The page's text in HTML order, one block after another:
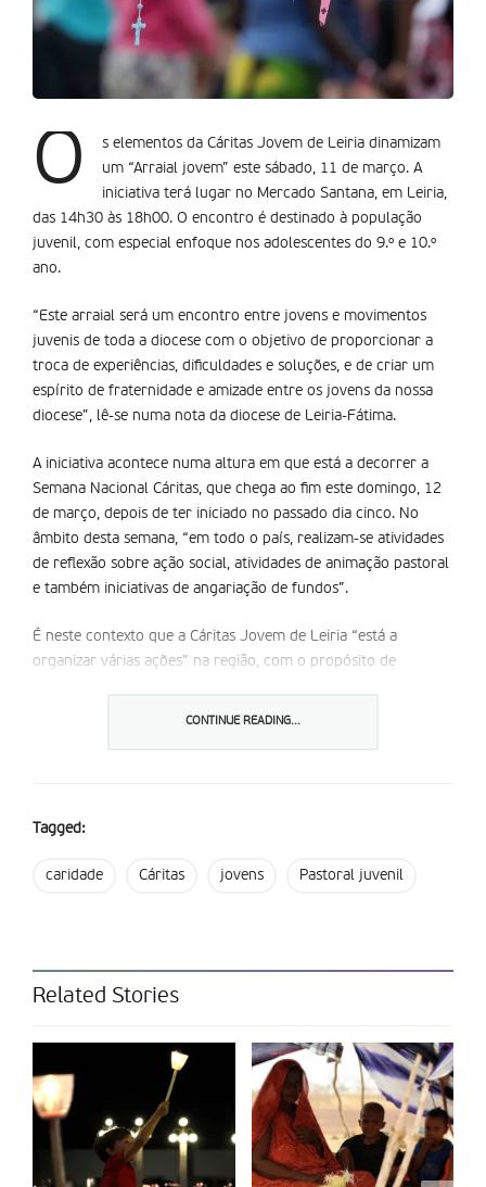
O
s elementos da Cáritas Jovem de Leiria dinamizam
um “Arraial jovem” este sábado, 11 de março. A
iniciativa terá lugar no Mercado Santana, em Leiria,
das 14h30 às 18h00. O encontro é destinado à população
juvenil, com especial enfoque nos adolescentes do 9.º e 10.º
ano.
“Este arraial será um encontro entre jovens e movimentos
juvenis de toda a diocese com o objetivo de proporcionar a
troca de experiências, dificuldades e soluções, e de criar um
espírito de fraternidade e amizade entre os jovens da nossa
diocese”, lê-se numa nota da diocese de Leiria-Fátima.
A iniciativa acontece numa altura em que está a decorrer a
Semana Nacional Cáritas, que chega ao fim este domingo, 12
de março, depois de ter iniciado no passado dia cinco. No
âmbito desta semana, “em todo o país, realizam-se atividades
de reflexão sobre ação social, atividades de animação pastoral
e também iniciativas de angariação de fundos”.
É neste contexto que a Cáritas Jovem de Leiria “está a
organizar várias ações” na região, com o propósito de
atualidade, e divulgar projetos onde os jovens se possam
CONTINUE READING...
Tagged:
caridade Cáritas jovens Pastoral juvenil
Related Stories